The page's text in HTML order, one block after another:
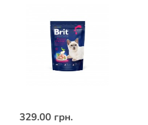
329.00 грн.